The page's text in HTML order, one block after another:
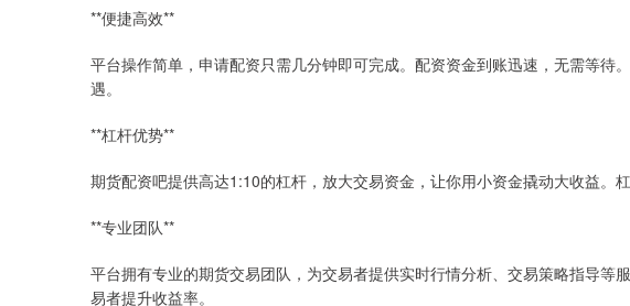
**便捷高效**
平台操作简单，申请配资只需几分钟即可完成。配资资金到账迅速，无需等待
遇。
**杠杆优势**
期货配资吧提供高达1:10的杠杆，放大交易资金，让你用小资金撬动大收益。
**专业团队**
平台拥有专业的期货交易团队，为交易者提供实时行情分析、交易策略指导等
易者提升收益率。